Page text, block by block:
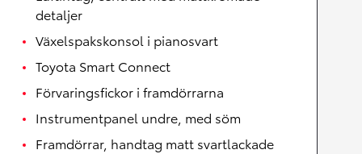
detaljer
Växelspakskonsol i pianosvart
Toyota Smart Connect
Förvaringsfickor i framdörrarna
Instrumentpanel undre, med söm
Framdörrar, handtag matt svartlackade